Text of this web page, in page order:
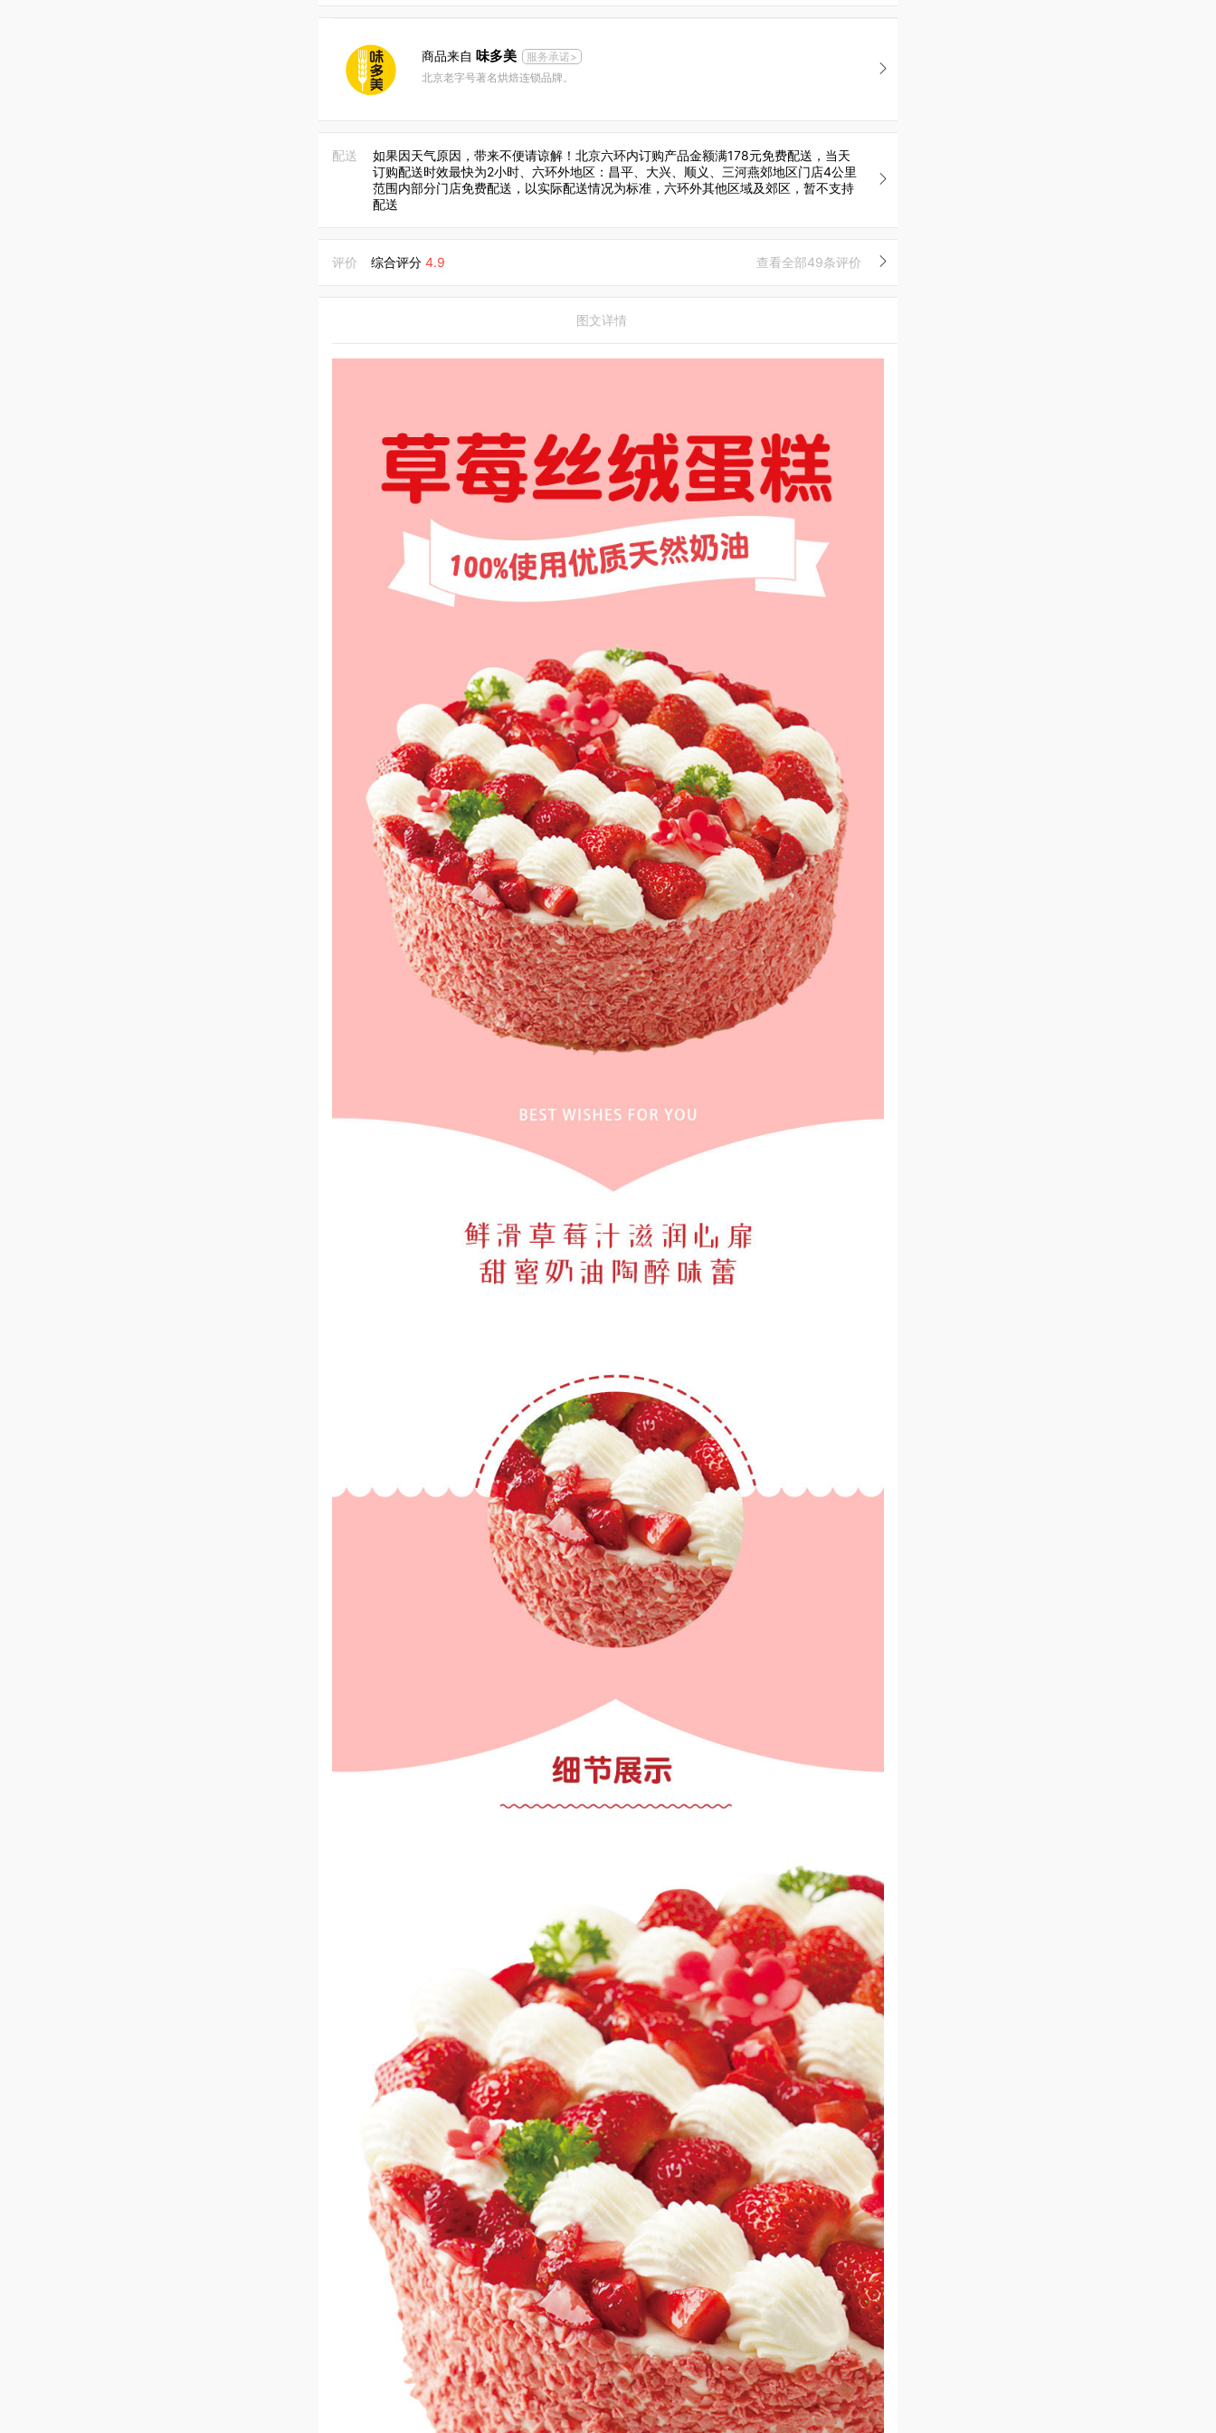
商品来自 味多美
服务承诺>
北京老字号著名烘焙连锁品牌。
配送
如果因天气原因，带来不便请谅解！北京六环内订购产品金额满178元免费配送，当天
订购配送时效最快为2小时、六环外地区：昌平、大兴、顺义、三河燕郊地区门店4公里
范围内部分门店免费配送，以实际配送情况为标准，六环外其他区域及郊区，暂不支持
配送
评价 综合评分 4.9 查看全部49条评价
图文详情